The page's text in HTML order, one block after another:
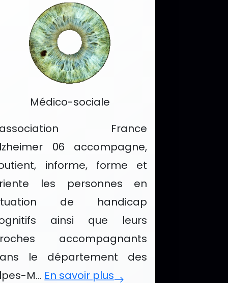
Aventure
Catégorie :
Médico-sociale
France
06 accompagne,
informe, forme et
les personnes en
de handicap
ainsi que leurs
accompagnants
le département des
M... En savoir plus